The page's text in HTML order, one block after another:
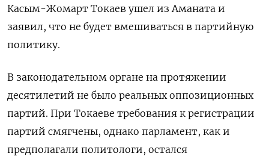
Касым-Жомарт Токаев ушел из Аманата и
заявил, что не будет вмешиваться в партийную
политику.
В законодательном органе на протяжении
десятилетий не было реальных оппозиционных
партий. При Токаеве требования к регистрации
партий смягчены, однако парламент, как и
предполагали политологи, остался